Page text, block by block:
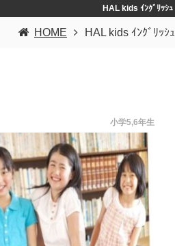
HAL kids ｲﾝｸﾞﾘｯｼｭ
HOME HAL kids ｲﾝｸﾞﾘｯｼｭ
小学5,6年生